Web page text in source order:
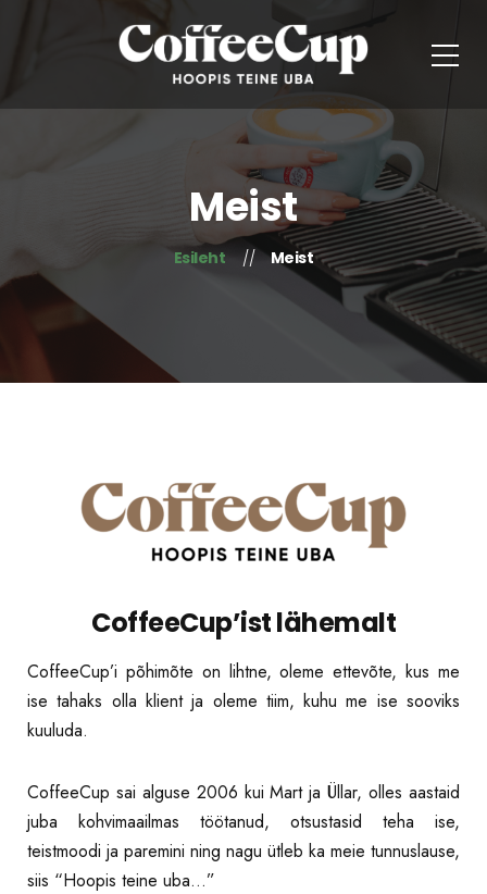
Meist
Esileht Meist
CoffeeCup’ist lähemalt
CoffeeCup’i põhimõte on lihtne, oleme ettevõte, kus me
ise tahaks olla klient ja oleme tiim, kuhu me ise sooviks
kuuluda.
CoffeeCup sai alguse 2006 kui Mart ja Üllar, olles aastaid
juba kohvimaailmas töötanud, otsustasid teha ise,
teistmoodi ja paremini ning nagu ütleb ka meie tunnuslause,
siis “Hoopis teine uba…”